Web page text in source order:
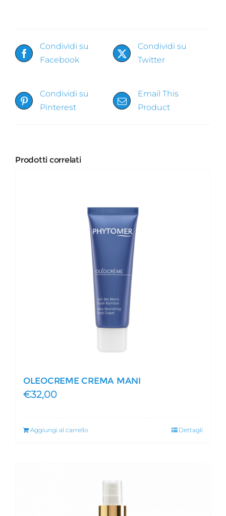
Condividi su
Facebook
Condividi su
Twitter
Condividi su
Pinterest
Email This
Product
Prodotti correlati
OLEOCREME CREMA MANI
€32,00
Aggiungi al carrello Dettagli